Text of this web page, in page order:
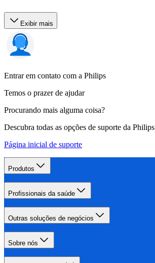
Exibir mais
Entrar em contato com a Philips
Temos o prazer de ajudar
Procurando mais alguma coisa?
Descubra todas as opções de suporte da Philips
Página inicial de suporte
Produtos
Profissionais da saúde
Outras soluções de negócios
Sobre nós